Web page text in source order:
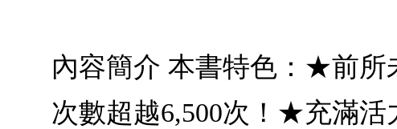
內容簡介 本書特色：★前所
次數超越6,500次！★充滿